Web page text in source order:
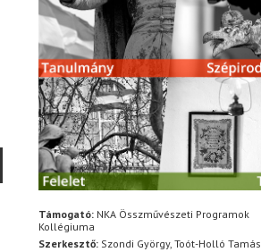
Támogató: NKA Összművészeti Programok
Kollégiuma
Szerkesztő: Szondi György, Toót-Holló Tamás